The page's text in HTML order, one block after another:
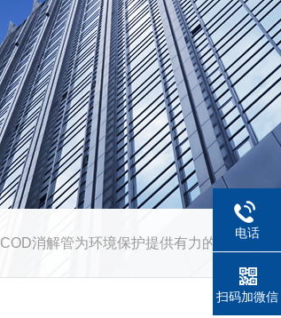
COD消解管为环境保护提供有力的技术支持
电话
扫码加微信